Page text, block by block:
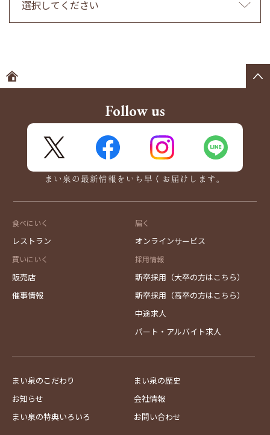
Follow us
FaceBook Instagram
まい泉の最新情報をいち早くお届けします。
食べにいく
レストラン
買いにいく
販売店
催事情報
届く
オンラインサービス
採用情報
新卒採用（大卒の方はこちら）
新卒採用（高卒の方はこちら）
中途求人
パート・アルバイト求人
まい泉のこだわり
まい泉の歴史
お知らせ
会社情報
まい泉の特典いろいろ
お問い合わせ